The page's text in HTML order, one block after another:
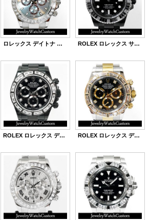
ロレックス デイトナ アイスブルー 116506 アフターダイヤ ROLEX ロレックス サブマリーナ ノンデイト バゲットダイヤベゼル PVDコーティング
ROLEX ロレックス デイトナ PVDコーティング ブラックPVD加工 ROLEX ロレックス デイトナ SS x YGコンビ バゲットダイヤベゼル アフターダイヤ